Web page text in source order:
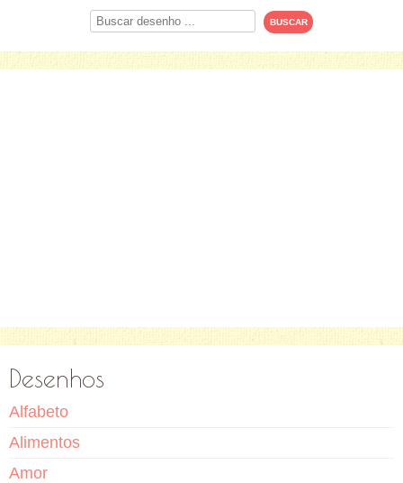
Procurar
Desenhos
Alfabeto
Alimentos
Amor